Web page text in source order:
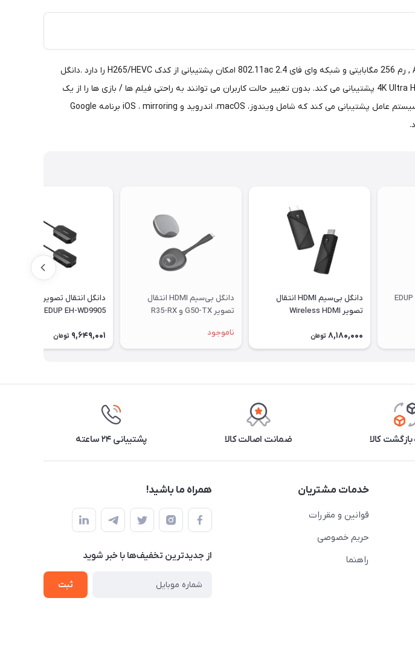
دانگل Anycast M100 4K محصول سال 2018 شرکت Anycast میباشد که با داشتن پردازنده AM8272 , رم 256 مگابایتی و شبکه وای فای 802.11ac 2.4 امکان پشتیبانی از کدک H265/HEVC را دارد .دانگل
انتقال تصویر 2.4 Anycast M100 یک گیرنده mirroring بی سیم (Wi-Fi) است که از صفحه نمایش 4K Ultra HD پشتیبانی می کند. بدون تغییر حالت کاربران می توانند به راحتی فیلم ها / بازی ها را از یک
صفحه دستگاه کوچک به یک صفحه بزرگ پخش (Stream) کنند. AnyCast M100 از mirroring چند سیستم عامل پشتیبانی می کند که شامل ویندوز، macOS، اندروید و iOS ، mirroring برنامه Google
دانگل وای‌فای و بلوتوثی EDUP
دانگل بی‌سیم HDMI انتقال
تصویر Wireless HDMI
8,180,000 تومان
دانگل بی‌سیم HDMI انتقال
تصویر G50-TX و R35-RX
ناموجود
دانگل انتقال تصویر بی‌سیم
EDUP EH-WD9905
9,649,001 تومان
کالا ضمانت اصالت کالا پشتیبانی ۲۴ ساعته
خدمات مشتریان
قوانین و مقررات
حریم خصوصی
راهنما
همراه ما باشید!
از جدید‌ترین تخفیف‌ها با‌ خبر شوید
ثبت